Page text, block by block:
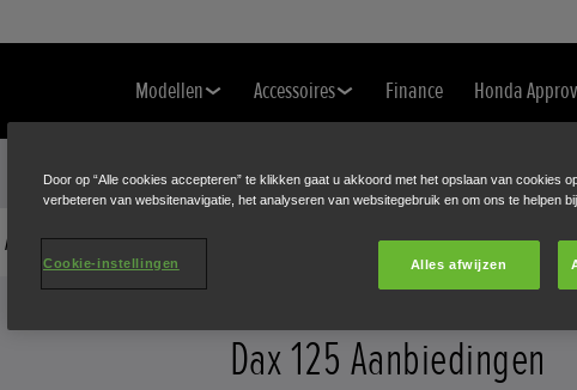
Modellen Accessoires Finance Honda
FRANÇAIS SLUITEN Klik om taal te wijzigen
Accessoires
Dax 125 Aanbiedingen
Door op “Alle cookies accepteren” te klikken gaat u akkoord met het opslaan van cookies
verbeteren van websitenavigatie, het analyseren van websitegebruik en om ons te helpen
Alles afwijzen
Cookie-instellingen